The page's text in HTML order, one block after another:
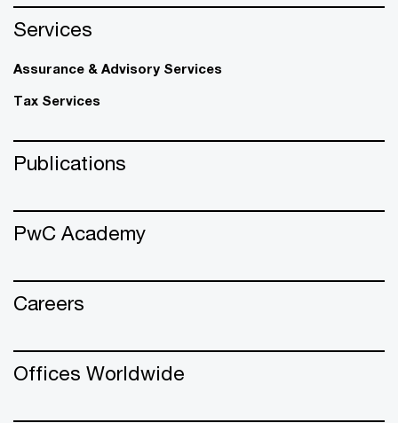
Services
Assurance & Advisory Services
Tax Services
Publications
PwC Academy
Careers
Offices Worldwide